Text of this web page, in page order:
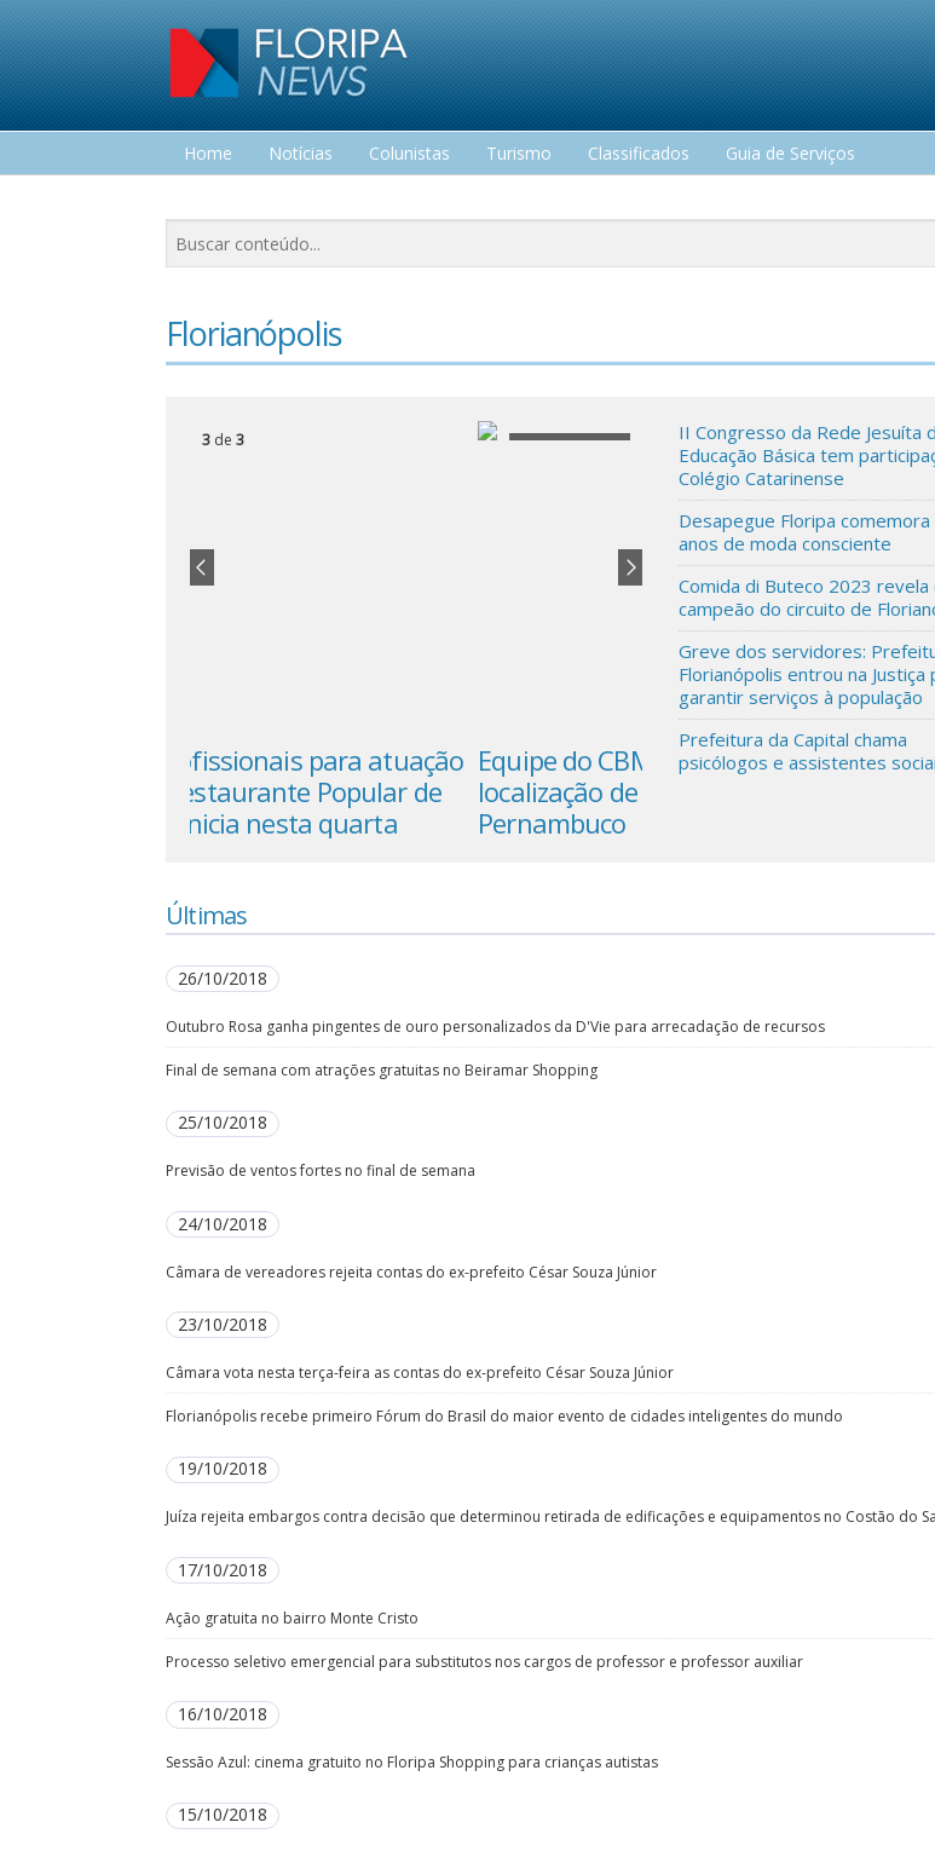
Home Notícias Colunistas Turismo Classificados
Guia de Serviços
Florianópolis
Equipe do CBMSC auxilia na
localização de três vítimas em
Pernambuco
Decreto autoriza edital
1 de3
II Congresso da Rede Jesuíta
Educação Básica tem
Colégio Catarinense
Desapegue Floripa
anos de moda consciente
Comida di Buteco 2023 revela
campeão do circuito de
Greve dos servidores:
Florianópolis entrou na Justiça
garantir serviços à população
Prefeitura da Capital chama
psicólogos e assistentes
Últimas
26/10/2018
Outubro Rosa ganha pingentes de ouro personalizados da D'Vie para arrecadação de recursos
Final de semana com atrações gratuitas no Beiramar Shopping
25/10/2018
Previsão de ventos fortes no final de semana
24/10/2018
Câmara de vereadores rejeita contas do ex-prefeito César Souza Júnior
23/10/2018
Câmara vota nesta terça-feira as contas do ex-prefeito César Souza Júnior
Florianópolis recebe primeiro Fórum do Brasil do maior evento de cidades inteligentes do mundo
19/10/2018
Juíza rejeita embargos contra decisão que determinou retirada de edificações e equipamentos no Costão do
17/10/2018
Ação gratuita no bairro Monte Cristo
Processo seletivo emergencial para substitutos nos cargos de professor e professor auxiliar
16/10/2018
Sessão Azul: cinema gratuito no Floripa Shopping para crianças autistas
15/10/2018